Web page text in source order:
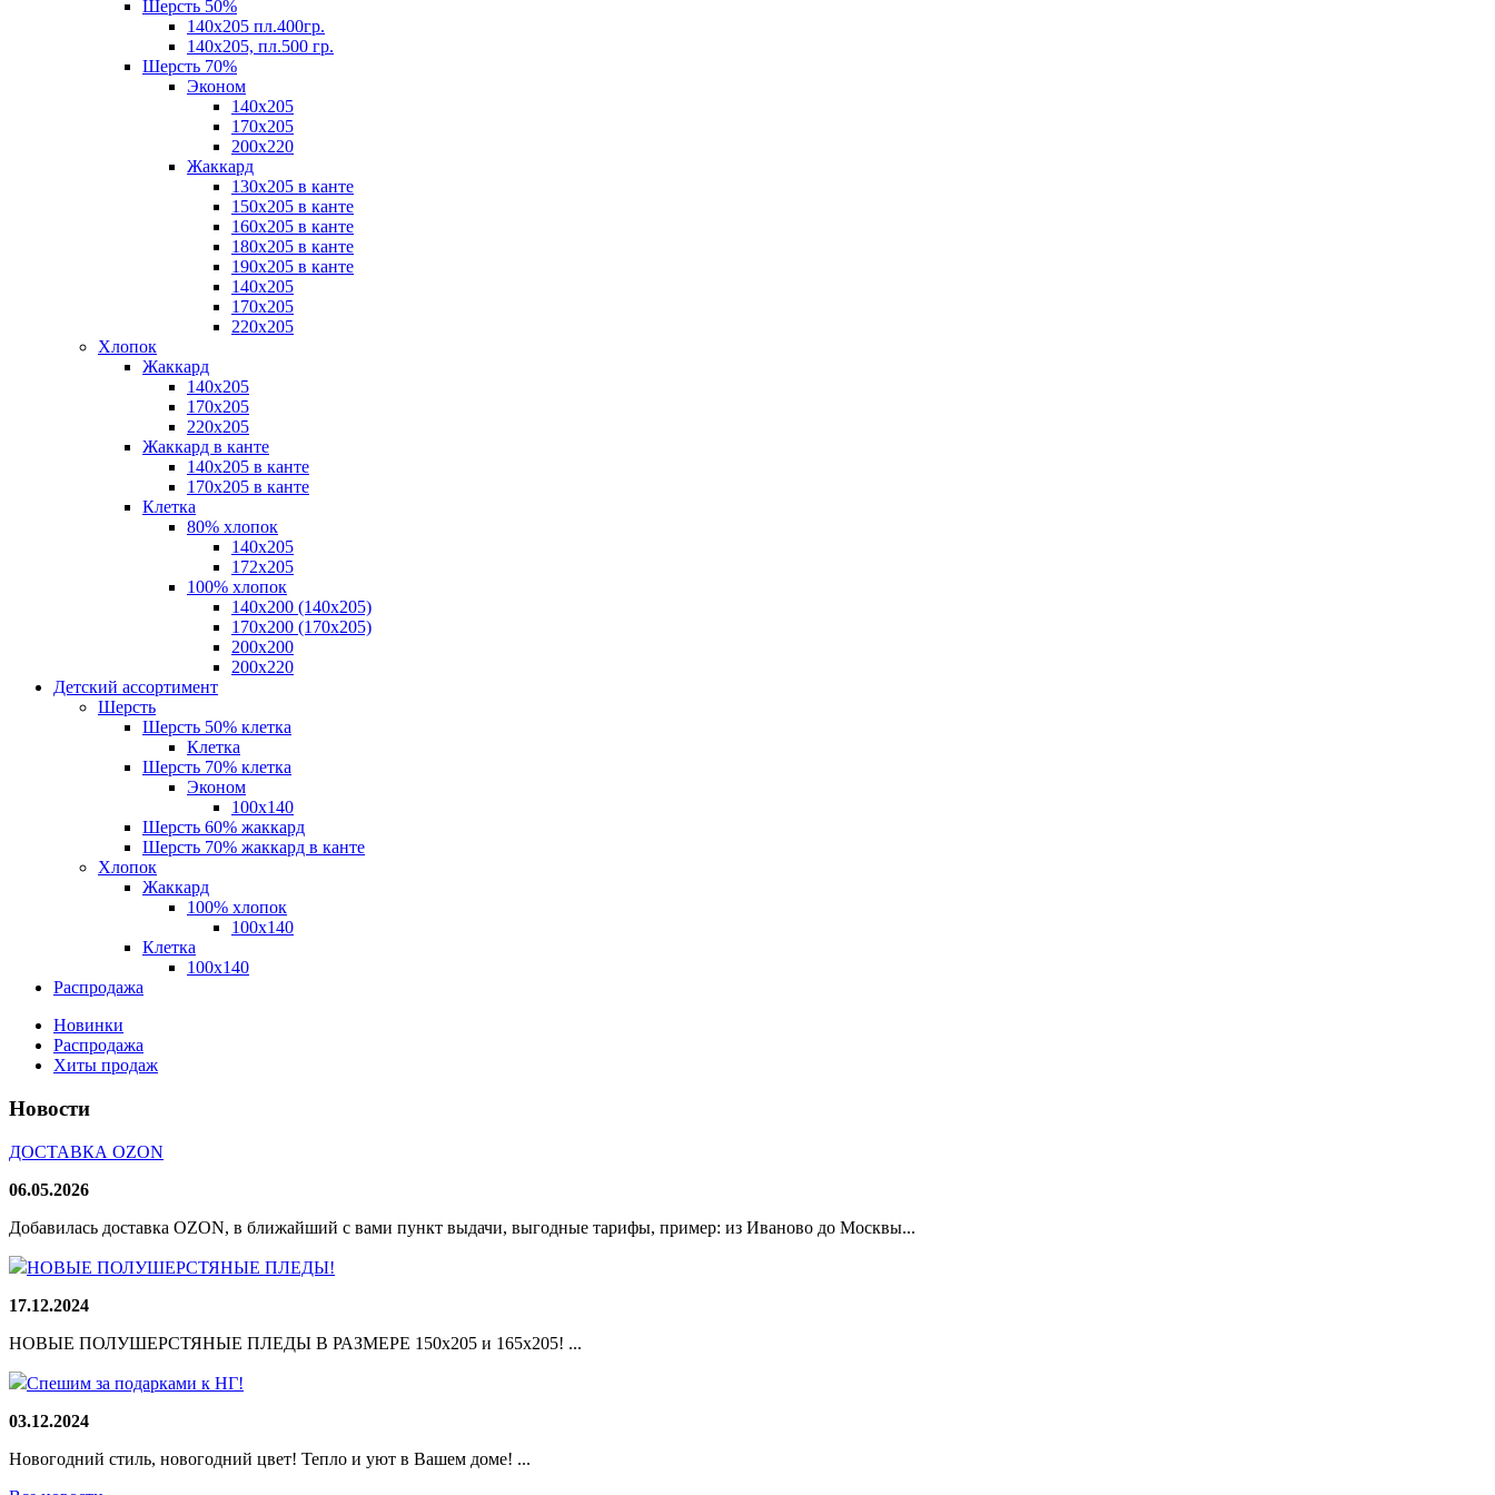
Шерсть 50%
140х205 пл.400гр.
140х205, пл.500 гр.
Шерсть 70%
Эконом
140х205
170х205
200х220
Жаккард
130х205 в канте
150х205 в канте
160х205 в канте
180х205 в канте
190х205 в канте
140х205
170х205
220х205
Хлопок
Жаккард
140x205
170х205
220х205
Жаккард в канте
140х205 в канте
170х205 в канте
Клетка
80% хлопок
140x205
172х205
100% хлопок
140x200 (140х205)
170x200 (170х205)
200х200
200х220
Детский ассортимент
Шерсть
Шерсть 50% клетка
Клетка
Шерсть 70% клетка
Эконом
100x140
Шерсть 60% жаккард
Шерсть 70% жаккард в канте
Хлопок
Жаккард
100% хлопок
100x140
Клетка
100х140
Распродажа
Новинки
Распродажа
Хиты продаж
Новости
ДОСТАВКА OZON
06.05.2026
Добавилась доставка OZON, в ближайший с вами пункт выдачи, выгодные тарифы, пример: из Иваново до Москвы...
НОВЫЕ ПОЛУШЕРСТЯНЫЕ ПЛЕДЫ!
17.12.2024
НОВЫЕ ПОЛУШЕРСТЯНЫЕ ПЛЕДЫ В РАЗМЕРЕ 150х205 и 165х205! ...
Спешим за подарками к НГ!
03.12.2024
Новогодний стиль, новогодний цвет! Тепло и уют в Вашем доме! ...